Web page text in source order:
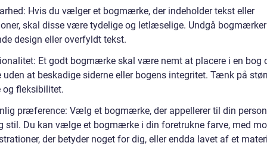
Hvis du vælger et bogmærke, der indeholder tekst eller
skal disse være tydelige og letlæselige. Undgå
design eller overfyldt tekst.
Et godt bogmærke skal være nemt at placere i en bog
uden at beskadige siderne eller bogens integritet. Tænk på
og fleksibilitet.
præference: Vælg et bogmærke, der appellerer til din
stil. Du kan vælge et bogmærke i din foretrukne farve, med
der betyder noget for dig, eller endda lavet af et